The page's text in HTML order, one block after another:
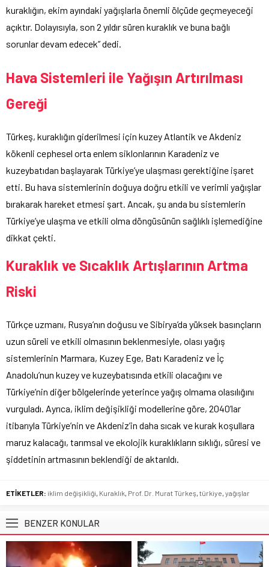
kuraklığın, ekim ayındaki yağışlarla önemli ölçüde geçmeyeceği
açıktır. Dolayısıyla, son 2 yıldır süren kuraklık ve buna bağlı
sorunlar devam edecek” dedi.
Hava Sistemleri ile Yağışın Artırılması
Gereği
Türkeş, kuraklığın giderilmesi için kuzey Atlantik ve Akdeniz
kökenli cephesel orta enlem siklonlarının Karadeniz ve
kuzeybatıdan başlayarak Türkiye’ye ulaşması gerektiğine işaret
etti. Bu hava sistemlerinin doğuya doğru etkili ve verimli yağışlar
bırakarak hareket etmesi şart. Ancak, şu anda bu sistemlerin
Türkiye’ye ulaşma ve etkili olma döngüsünün sağlıklı işlemediğine
dikkat çekti.
Kuraklık ve Sıcaklık Artışlarının Artma
Riski
Türkçe uzmanı, Rusya’nın doğusu ve Sibirya’da yüksek basınçların
uzun süreli ve etkili olmasının beklenmesiyle, olası yağış
sistemlerinin Marmara, Kuzey Ege, Batı Karadeniz ve İç
Anadolu’nun kuzey ve kuzeybatısında etkili olacağını ve
Türkiye’nin diğer bölgelerinde yeterince yağış olmama olasılığını
vurguladı. Ayrıca, iklim değişikliği modellerine göre, 2040’lar
itibarıyla Türkiye’nin ve Akdeniz’in daha sıcak ve kurak koşullara
maruz kalacağı, tarımsal ve ekolojik kuraklıkların sıklığı, süresi ve
şiddetinin artmasının beklendiği de aktarıldı.
ETİKETLER: iklim değişikliği, Kuraklık, Prof. Dr. Murat Türkeş, türkiye, yağışlar
BENZER KONULAR